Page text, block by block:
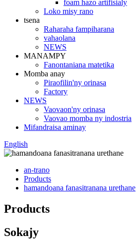
foam hazo artifisialy
Loko misy rano
tsena
Raharaha fampiharana
vahaolana
NEWS
MANAMPY
Fanontaniana matetika
Momba anay
Piraofilin'ny orinasa
Factory
NEWS
Vaovaon'ny orinasa
Vaovao momba ny indostria
Mifandraisa aminay
English
an-trano
Products
hamandoana fanasitranana urethane
Products
Sokajy